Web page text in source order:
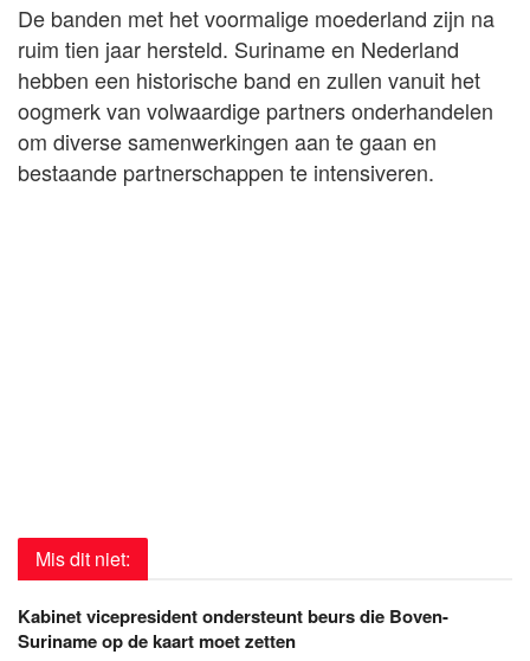
De banden met het voormalige moederland zijn na
ruim tien jaar hersteld. Suriname en Nederland
hebben een historische band en zullen vanuit het
oogmerk van volwaardige partners onderhandelen
om diverse samenwerkingen aan te gaan en
bestaande partnerschappen te intensiveren.
Mis dit niet:
Kabinet vicepresident ondersteunt beurs die Boven-
Suriname op de kaart moet zetten